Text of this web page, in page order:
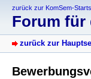
zurück zur KomSem-
Forum für
zurück zur